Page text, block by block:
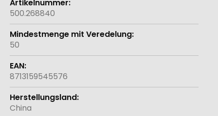
500.268840
50
8713159545576
China